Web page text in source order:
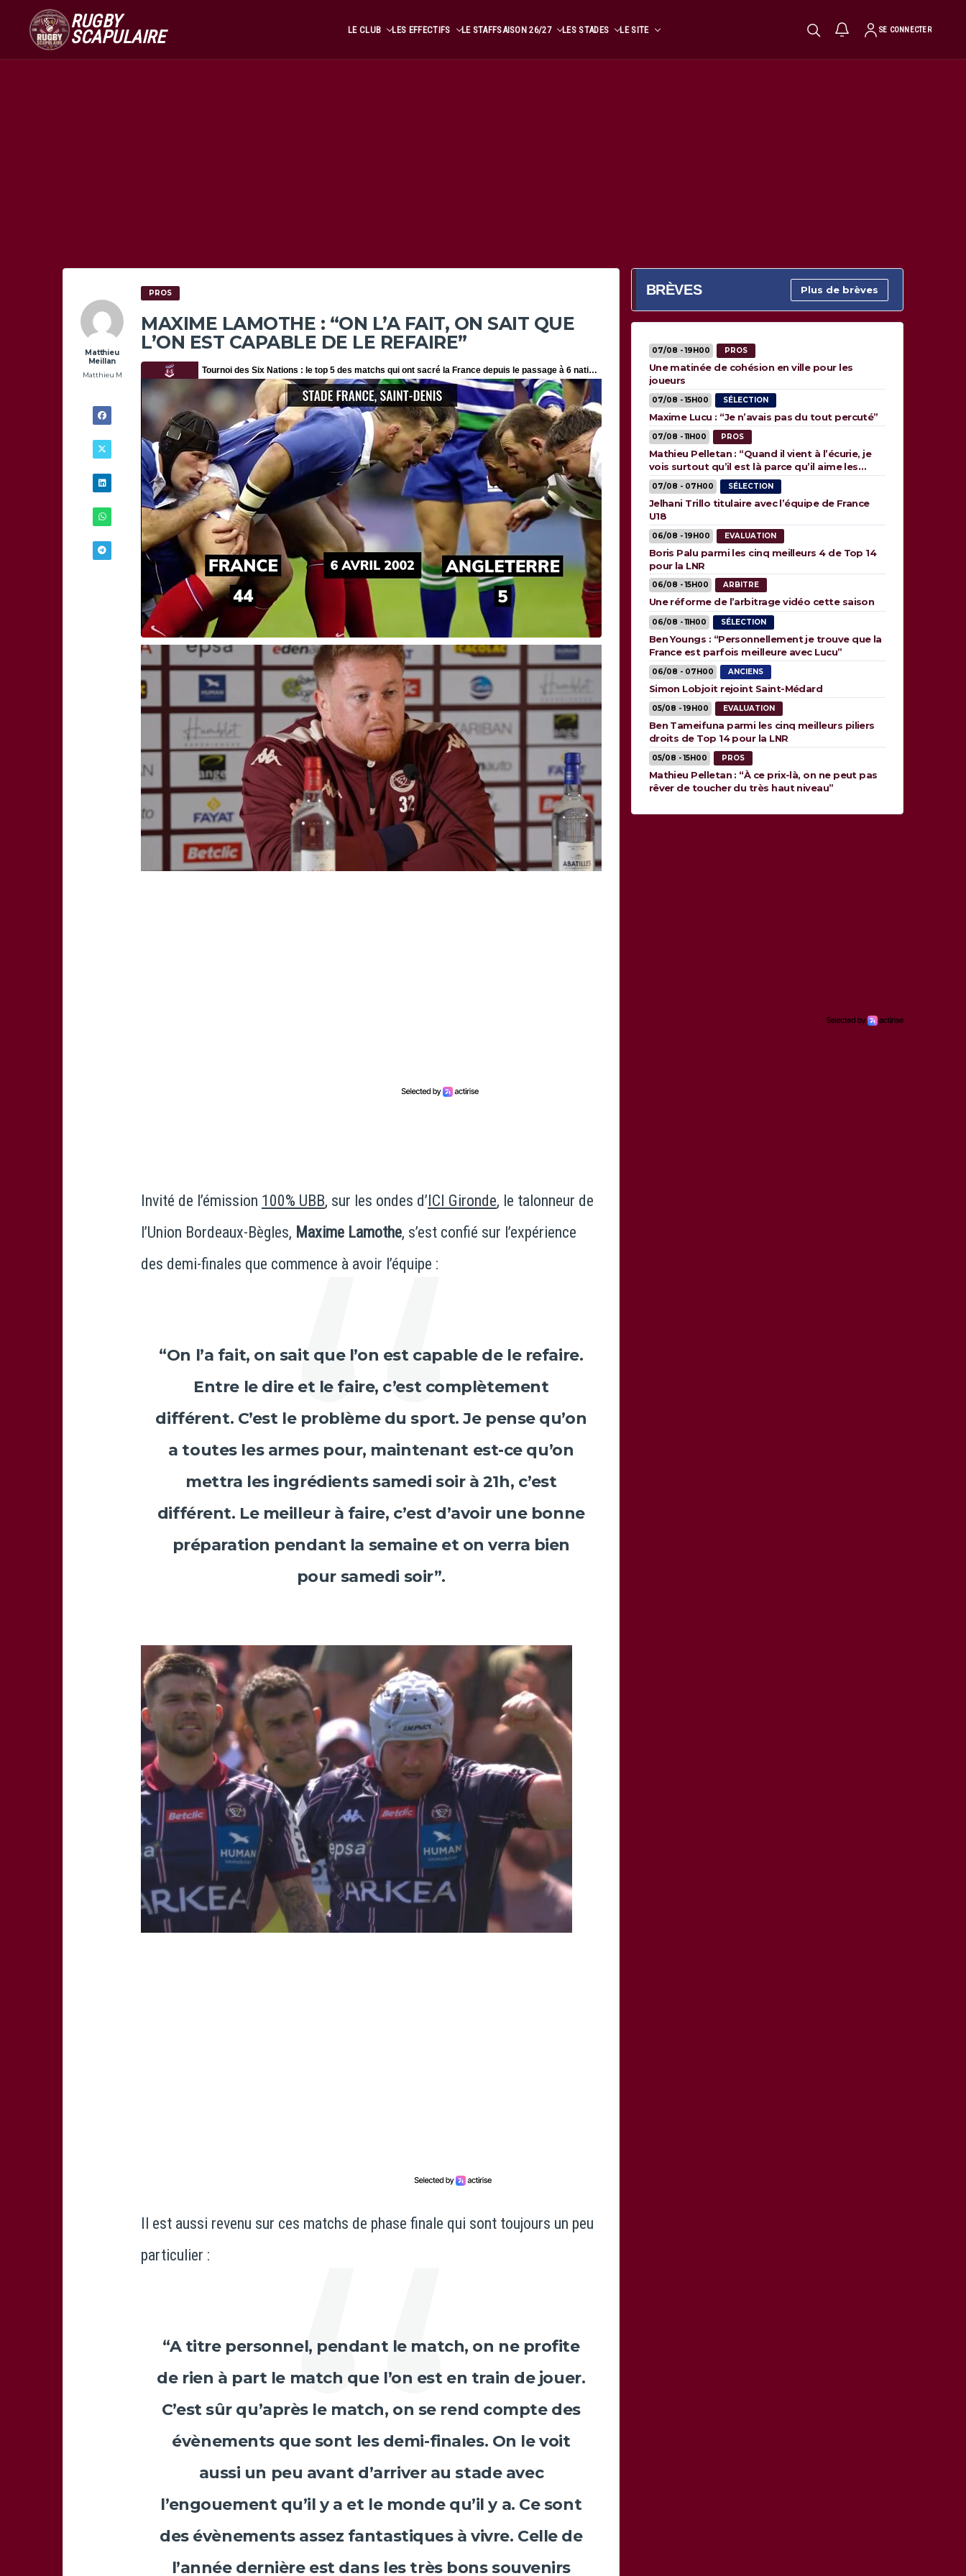
RUGBY
SCAPULAIRE LE CLUB LES EFFECTIFS LE STAFFSAISON 26/27 LES STADES LE SITE SE CONNECTER
Matthieu
Meillan
Matthieu M
PROS
MAXIME LAMOTHE : “ON L’A FAIT, ON SAIT QUE
L’ON EST CAPABLE DE LE REFAIRE”
Invité de l’émission 100% UBB, sur les ondes d’ICI Gironde, le talonneur de
l’Union Bordeaux-Bègles, Maxime Lamothe, s’est confié sur l’expérience
des demi-finales que commence à avoir l’équipe :
“On l’a fait, on sait que l’on est capable de le refaire.
Entre le dire et le faire, c’est complètement
différent. C’est le problème du sport. Je pense qu’on
a toutes les armes pour, maintenant est-ce qu’on
mettra les ingrédients samedi soir à 21h, c’est
différent. Le meilleur à faire, c’est d’avoir une bonne
préparation pendant la semaine et on verra bien
pour samedi soir”.
Il est aussi revenu sur ces matchs de phase finale qui sont toujours un peu
particulier :
“A titre personnel, pendant le match, on ne profite
de rien à part le match que l’on est en train de jouer.
C’est sûr qu’après le match, on se rend compte des
évènements que sont les demi-finales. On le voit
aussi un peu avant d’arriver au stade avec
l’engouement qu’il y a et le monde qu’il y a. Ce sont
des évènements assez fantastiques à vivre. Celle de
l’année dernière est dans les très bons souvenirs
BRÈVES Plus de brèves
07/08 - 19H00 PROS
Une matinée de cohésion en ville pour les
joueurs
07/08 - 15H00 SÉLECTION
Maxime Lucu : “Je n’avais pas du tout percuté”
07/08 - 11H00 PROS
Mathieu Pelletan : “Quand il vient à l’écurie, je
vois surtout qu’il est là parce qu’il aime les
animaux”
07/08 - 07H00 SÉLECTION
Jelhani Trillo titulaire avec l’équipe de France
U18
06/08 - 19H00 EVALUATION
Boris Palu parmi les cinq meilleurs 4 de Top 14
pour la LNR
06/08 - 15H00 ARBITRE
Une réforme de l’arbitrage vidéo cette saison
06/08 - 11H00 SÉLECTION
Ben Youngs : “Personnellement je trouve que la
France est parfois meilleure avec Lucu”
06/08 - 07H00 ANCIENS
Simon Lobjoit rejoint Saint-Médard
05/08 - 19H00 EVALUATION
Ben Tameifuna parmi les cinq meilleurs piliers
droits de Top 14 pour la LNR
05/08 - 15H00 PROS
Mathieu Pelletan : “À ce prix-là, on ne peut pas
rêver de toucher du très haut niveau”